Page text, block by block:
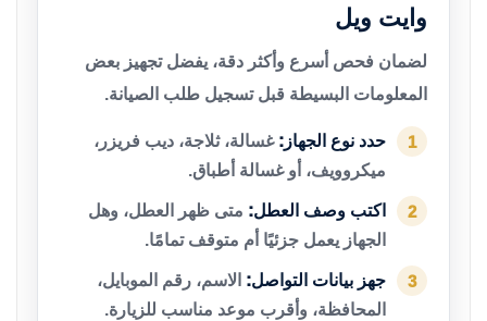
وايت ويل
لضمان فحص أسرع وأكثر دقة، يفضل تجهيز بعض
المعلومات البسيطة قبل تسجيل طلب الصيانة.
1 حدد نوع الجهاز: غسالة، ثلاجة، ديب فريزر،
ميكروويف، أو غسالة أطباق.
2 اكتب وصف العطل: متى ظهر العطل، وهل
الجهاز يعمل جزئيًا أم متوقف تمامًا.
3 جهز بيانات التواصل: الاسم، رقم الموبايل،
المحافظة، وأقرب موعد مناسب للزيارة.